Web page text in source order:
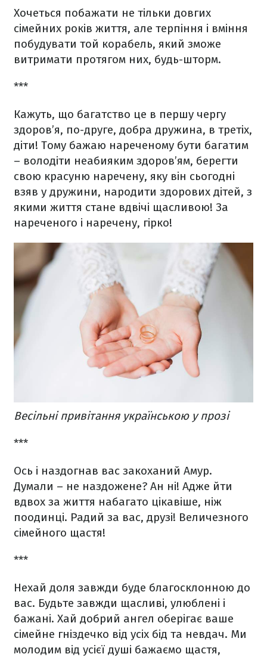
Хочеться побажати не тільки довгих
сімейних років життя, але терпіння і вміння
побудувати той корабель, який зможе
витримати протягом них, будь-шторм.
***
Кажуть, що багатство це в першу чергу
здоров’я, по-друге, добра дружина, в третіх,
діти! Тому бажаю нареченому бути багатим
– володіти неабияким здоров’ям, берегти
свою красуню наречену, яку він сьогодні
взяв у дружини, народити здорових дітей, з
якими життя стане вдвічі щасливою! За
нареченого і наречену, гірко!
Весільні привітання українською у прозі
***
Ось і наздогнав вас закоханий Амур.
Думали – не наздожене? Ан ні! Адже йти
вдвох за життя набагато цікавіше, ніж
поодинці. Радий за вас, друзі! Величезного
сімейного щастя!
***
Нехай доля завжди буде благосклонною до
вас. Будьте завжди щасливі, улюблені і
бажані. Хай добрий ангел оберігає ваше
сімейне гніздечко від усіх бід та невдач. Ми
молодим від усієї душі бажаємо щастя,